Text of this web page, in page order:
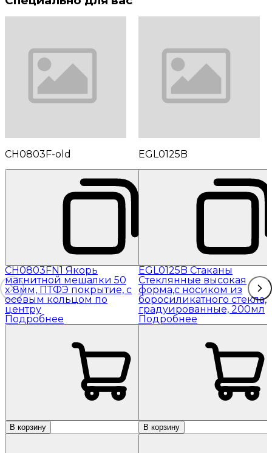
CH0803F-old
CH0803FN1 Якорь
магнитной мешалки 50
x 8мм, ПТФЭ покрытие, с
осевым кольцом по
центру
Подробнее
В корзину
EGL0125B
EGL0125B Стаканы
Стеклянные высокая
форма,с носиком из
боросиликатного стекла,
градуированные, 200мл
Подробнее
В корзину